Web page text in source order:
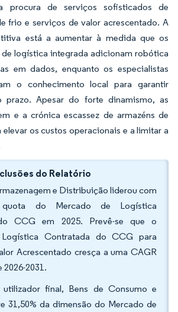
procura de serviços sofisticados de
frio e serviços de valor acrescentado. A
está a aumentar à medida que os
logística integrada adicionam robótica
em dados, enquanto os especialistas
o conhecimento local para garantir
prazo. Apesar do forte dinamismo, as
e a crónica escassez de armazéns de
os custos operacionais e a limitar a
do Relatório
e Distribuição liderou com
do Mercado de Logística
CCG em 2025. Prevê-se que o
Contratada do CCG para
Acrescentado cresça a uma CAGR
2026-2031.
final, Bens de Consumo e
31,50% da dimensão do Mercado de